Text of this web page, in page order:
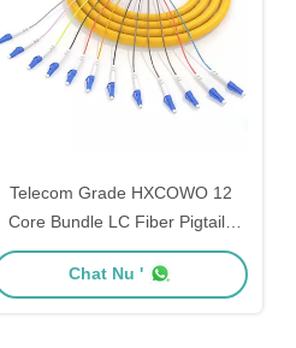
Telecom Grade HXCOWO 12
Core Bundle LC Fiber Pigtails
Voor 10G Gigabit Optisch
Netwerk
Chat Nu '